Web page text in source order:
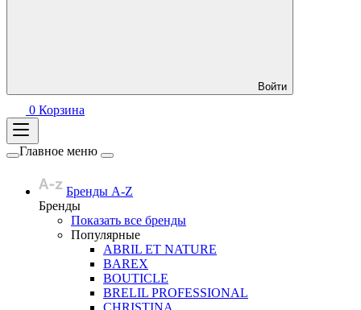
Войти
0 Корзина
Главное меню
Бренды A-Z
Бренды
Показать все бренды
Популярные
ABRIL ET NATURE
BAREX
BOUTICLE
BRELIL PROFESSIONAL
CHRISTINA